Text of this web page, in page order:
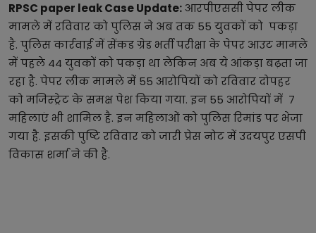
RPSC paper leak Case Update: आरपीएससी पेपर लीक
मामले में रविवार को पुलिस ने अब तक 55 युवकों को पकड़ा
है. पुलिस कार्रवाई में सेंकड ग्रेड भर्ती परीक्षा के पेपर आउट मामले
में पहले 44 युवकों को पकड़ा था लेकिन अब ये आंकड़ा बढ़ता जा
रहा है. पेपर लीक मामले में 55 आरोपियों को रविवार दोपहर
को मजिस्ट्रेट के समक्ष पेश किया गया. इन 55 आरोपियों में 7
महिलाएं भी शामिल है. इन महिलाओं को पुलिस रिमांड पर भेजा
गया है. इसकी पुष्टि रविवार को जारी प्रेस नोट में उदयपुर एसपी
विकास शर्मा ने की है.